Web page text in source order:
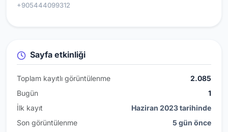
+905444099312
Sayfa etkinliği
Toplam kayıtlı görüntülenme
2.085
Bugün
1
İlk kayıt
Haziran 2023 tarihinde
Son görüntülenme
5 gün önce